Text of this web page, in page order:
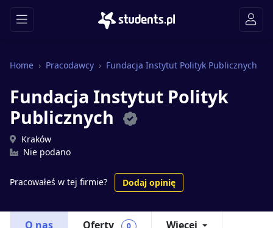
Home Pracodawcy Fundacja Instytut Polityk Publicznych
Fundacja Instytut Polityk
Publicznych
Kraków
Nie podano
Pracowałeś w tej firmie? Dodaj opinię
O nas Oferty 0 Więcej